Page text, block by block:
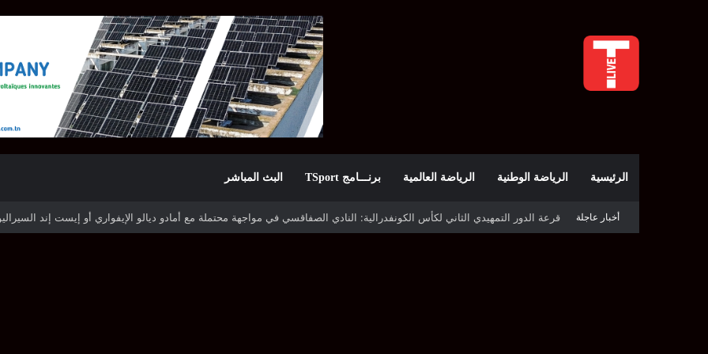
الرئيسية الرياضة الوطنية الرياضة العالمية برنـــامج TSport البث المباشر
أخبار عاجلة
قرعة كأس الكونفدرالية: النادي الصفاقسي يواجه شوتينغ ستارز النيجيري وترجي جرجيس يصطدم بديامبارس السنغالي